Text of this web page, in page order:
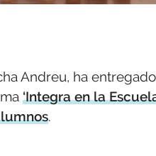
Andreu, ha
‘Integra en la
.